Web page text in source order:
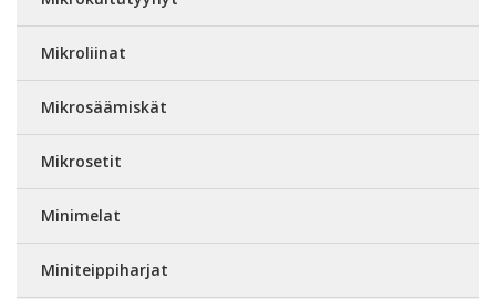
Mikroliinat
Mikrosäämiskät
Mikrosetit
Minimelat
Miniteippiharjat